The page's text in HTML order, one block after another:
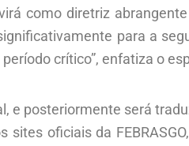
como diretriz
para a
crítico”, enfatiza o
e posteriormente será
oficiais da